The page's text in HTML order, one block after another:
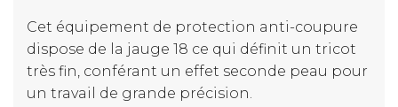
Cet équipement de protection anti-coupure
dispose de la jauge 18 ce qui définit un tricot
très fin, conférant un effet seconde peau pour
un travail de grande précision.